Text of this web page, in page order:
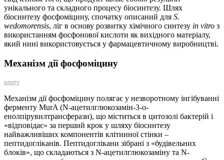
унікального та складного процесу біосинтезу. Шлях
біосинтезу фосфоміцину, спочатку описаний для S.
wedomorensis, ліг в основу розвитку хімічного синтезу in vitro з
використанням фосфонової кислоти як вихідного матеріалу,
який нині використовується у фармацевтичному виробництві.
Механізм дії фосфоміцину
вгору
Механізм дії фосфоміцину полягає у незворотному інгібуванні
ферменту MurA (N-ацетилглюкоза­мін-3-о-
енолпірувилтрансферази), що міститься в цитозолі бактерій і
«відповідає» за перший крок у шляху біосинтезу
найважливіших компонентів клітинної стінки –
пептидогліканів. Пептидоглікани зібрані з «будівельних
блоків», що складаються з N-ацетилглюкозаміну та N-